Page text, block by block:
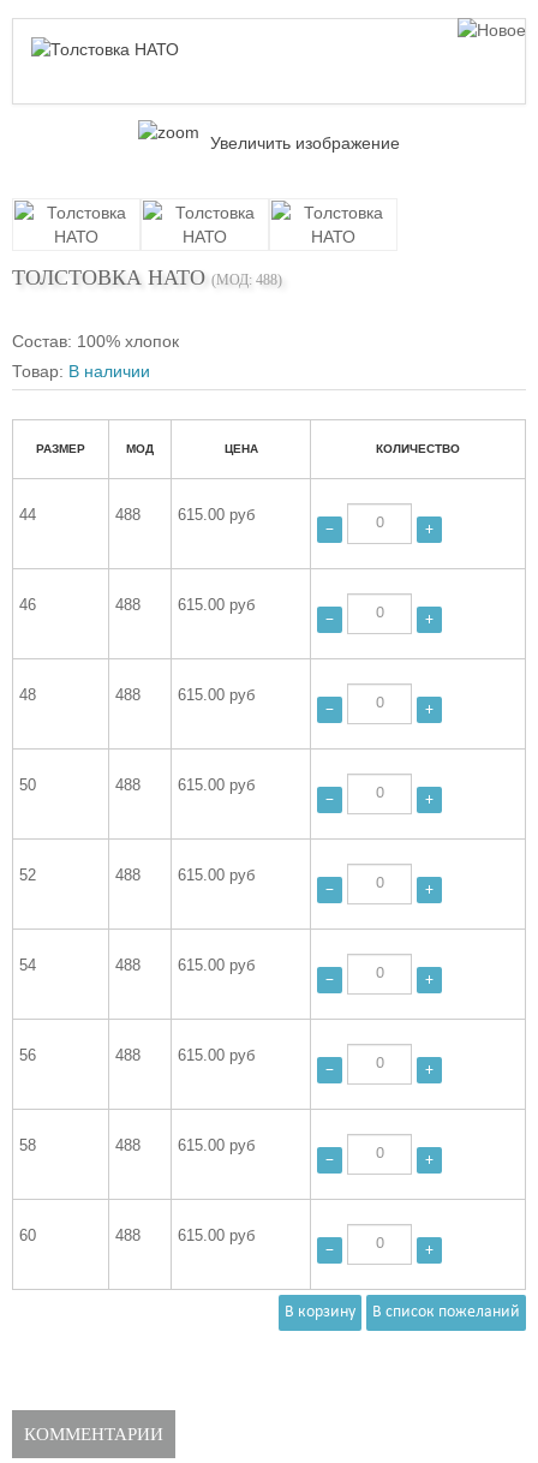
Увеличить изображение
ТОЛСТОВКА НАТО (МОД: 488)
Состав: 100% хлопок
Товар: В наличии
РАЗМЕР МОД ЦЕНА КОЛИЧЕСТВО
44 488
615.00 руб
−
+
46 488
615.00 руб
−
+
48 488
615.00 руб
−
+
50 488
615.00 руб
−
+
52 488
615.00 руб
−
+
54 488
615.00 руб
−
+
56 488
615.00 руб
−
+
58 488
615.00 руб
−
+
60 488
615.00 руб
−
+
КОММЕНТАРИИ